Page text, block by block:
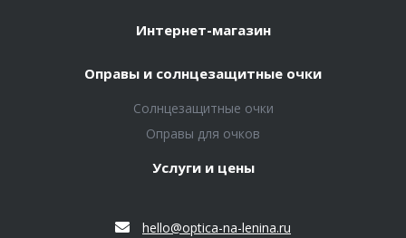
Интернет-магазин
Оправы и солнцезащитные очки
Солнцезащитные очки
Оправы для очков
Услуги и цены
hello@optica-na-lenina.ru